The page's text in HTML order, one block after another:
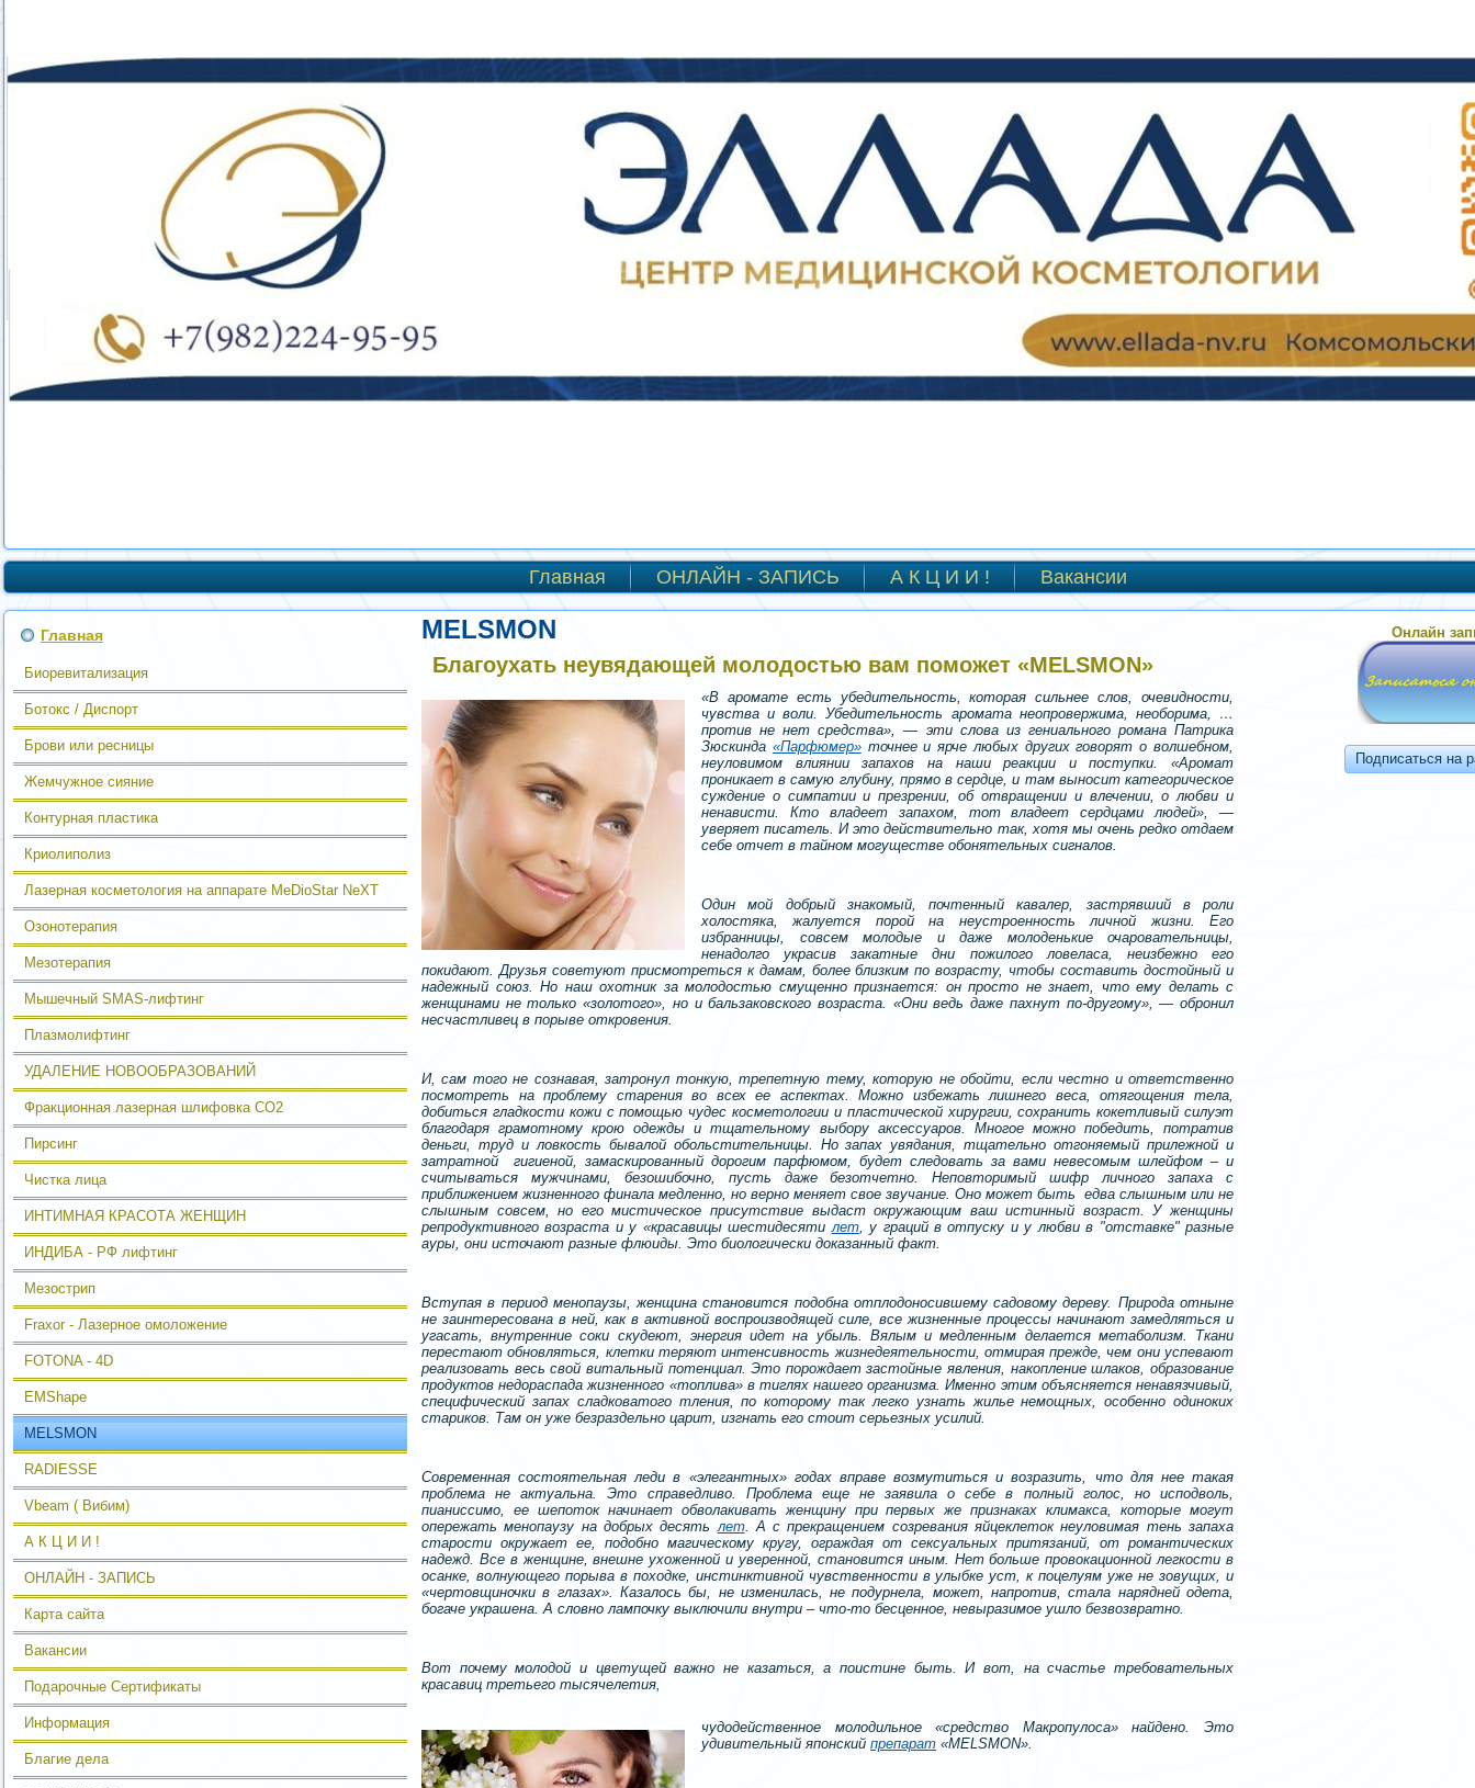
Главная ОНЛАЙН - ЗАПИСЬ А К Ц И И ! Вакансии
Главная
Биоревитализация
Ботокс / Диспорт
Брови или ресницы
Жемчужное сияние
Контурная пластика
Криолиполиз
Лазерная косметология на аппарате MeDioStar NeXT
Озонотерапия
Мезотерапия
Мышечный SMAS-лифтинг
Плазмолифтинг
УДАЛЕНИЕ НОВООБРАЗОВАНИЙ
Фракционная лазерная шлифовка CO2
Пирсинг
Чистка лица
ИНТИМНАЯ КРАСОТА ЖЕНЩИН
ИНДИБА - РФ лифтинг
Мезострип
Fraxor - Лазерное омоложение
FOTONA - 4D
EMShape
MELSMON
RADIESSE
Vbeam ( Вибим)
А К Ц И И !
ОНЛАЙН - ЗАПИСЬ
Карта сайта
Вакансии
Подарочные Сертификаты
Информация
Благие дела
MELSMON
Благоухать неувядающей молодостью вам поможет «MELSMON»
«В аромате есть убедительность, которая сильнее слов, очевидности,
чувства и воли. Убедительность аромата неопровержима, необорима, …
против не нет средства», — эти слова из гениального романа Патрика
Зюскинда «Парфюмер»точнее и ярче любых других говорят о волшебном,
неуловимом влиянии запахов на наши реакции и поступки. «Аромат
проникает в самую глубину, прямо в сердце, и там выносит категорическое
суждение о симпатии и презрении, об отвращении и влечении, о любви и
ненависти. Кто владеет запахом, тот владеет сердцами людей», —
уверяет писатель. И это действительно так, хотя мы очень редко отдаем
себе отчет в тайном могуществе обонятельных сигналов.
Один мой добрый знакомый, почтенный кавалер, застрявший в роли
холостяка, жалуется порой на неустроенность личной жизни. Его
избранницы, совсем молодые и даже молоденькие очаровательницы,
ненадолго украсив закатные дни пожилого ловеласа, неизбежно его
покидают. Друзья советуют присмотреться к дамам, более близким по возрасту, чтобы составить достойный и
надежный союз. Но наш охотник за молодостью смущенно признается: он просто не знает, что ему делать с
женщинами не только «золотого», но и бальзаковского возраста. «Они ведь даже пахнут по-другому», — обронил
несчастливец в порыве откровения.
И, сам того не сознавая, затронул тонкую, трепетную тему, которую не обойти, если честно и ответственно
посмотреть на проблему старения во всех ее аспектах. Можно избежать лишнего веса, отягощения тела,
добиться гладкости кожи с помощью чудес косметологии и пластической хирургии, сохранить кокетливый силуэт
благодаря грамотному крою одежды и тщательному выбору аксессуаров. Многое можно победить, потратив
деньги, труд и ловкость бывалой обольстительницы. Но запах увядания, тщательно отгоняемый прилежной и
затратной гигиеной, замаскированный дорогим парфюмом, будет следовать за вами невесомым шлейфом – и
считываться мужчинами, безошибочно, пусть даже безотчетно. Неповторимый шифр личного запаха с
приближением жизненного финала медленно, но верно меняет свое звучание. Оно может быть едва слышным или не
слышным совсем, но его мистическое присутствие выдаст окружающим ваш истинный возраст. У женщины
репродуктивного возраста и у «красавицы шестидесятилет, у граций в отпуску и у любви в "отставке" разные
ауры, они источают разные флюиды. Это биологически доказанный факт.
Вступая в период менопаузы, женщина становится подобна отплодоносившему садовому дереву. Природа отныне
не заинтересована в ней, как в активной воспроизводящей силе, все жизненные процессы начинают замедляться и
угасать, внутренние соки скудеют, энергия идет на убыль. Вялым и медленным делается метаболизм. Ткани
перестают обновляться, клетки теряют интенсивность жизнедеятельности, отмирая прежде, чем они успевают
реализовать весь свой витальный потенциал. Это порождает застойные явления, накопление шлаков, образование
продуктов недораспада жизненного «топлива» в тиглях нашего организма. Именно этим объясняется ненавязчивый,
специфический запах сладковатого тления, по которому так легко узнать жилье немощных, особенно одиноких
стариков. Там он уже безраздельно царит, изгнать его стоит серьезных усилий.
Современная состоятельная леди в «элегантных» годах вправе возмутиться и возразить, что для нее такая
проблема не актуальна. Это справедливо. Проблема еще не заявила о себе в полный голос, но исподволь,
пианиссимо, ее шепоток начинает обволакивать женщину при первых же признаках климакса, которые могут
опережать менопаузу на добрых десятьлет. А с прекращением созревания яйцеклеток неуловимая тень запаха
старости окружает ее, подобно магическому кругу, ограждая от сексуальных притязаний, от романтических
надежд. Все в женщине, внешне ухоженной и уверенной, становится иным. Нет больше провокационной легкости в
осанке, волнующего порыва в походке, инстинктивной чувственности в улыбке уст, к поцелуям уже не зовущих, и
«чертовщиночки в глазах». Казалось бы, не изменилась, не подурнела, может, напротив, стала нарядней одета,
богаче украшена. А словно лампочку выключили внутри – что-то бесценное, невыразимое ушло безвозвратно.
Вот почему молодой и цветущей важно не казаться, а поистине быть. И вот, на счастье требовательных
красавиц третьего тысячелетия,
чудодейственное молодильное «средство Макропулоса» найдено. Это
удивительный японский препарат «MELSMON».
Онлайн